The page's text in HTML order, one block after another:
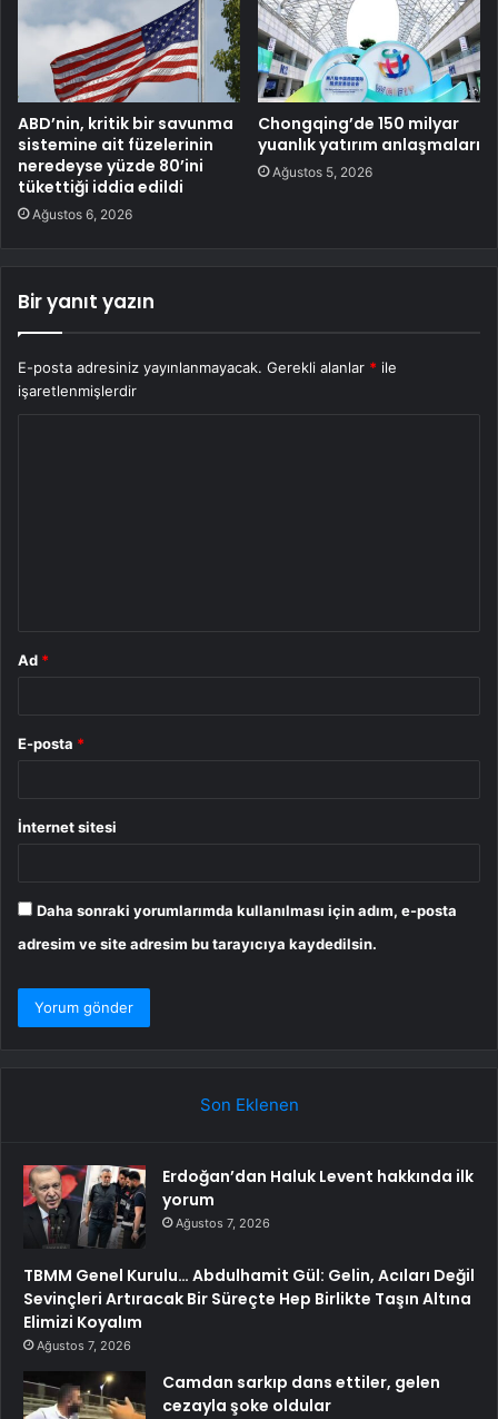
ABD’nin, kritik bir savunma
sistemine ait füzelerinin
neredeyse yüzde 80’ini
tükettiği iddia edildi
Ağustos 6, 2026
Chongqing’de 150 milyar
yuanlık yatırım anlaşmaları
Ağustos 5, 2026
Bir yanıt yazın
E-posta adresiniz yayınlanmayacak. Gerekli alanlar * ile
işaretlenmişlerdir
Ad *
E-posta *
İnternet sitesi
Daha sonraki yorumlarımda kullanılması için adım, e-posta
adresim ve site adresim bu tarayıcıya kaydedilsin.
Son Eklenen
Erdoğan’dan Haluk Levent hakkında ilk
yorum
Ağustos 7, 2026
TBMM Genel Kurulu… Abdulhamit Gül: Gelin, Acıları Değil
Sevinçleri Artıracak Bir Süreçte Hep Birlikte Taşın Altına
Elimizi Koyalım
Ağustos 7, 2026
Camdan sarkıp dans ettiler, gelen
cezayla şoke oldular